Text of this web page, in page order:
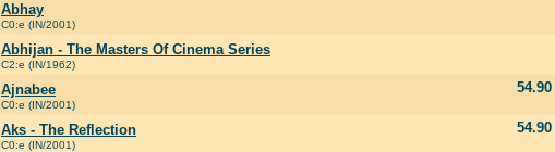
Abhay
C0:e (IN/2001)
Abhijan - The Masters Of Cinema Series
C2:e (IN/1962)
Ajnabee
C0:e (IN/2001)
54.90
Aks - The Reflection
C0:e (IN/2001)
54.90